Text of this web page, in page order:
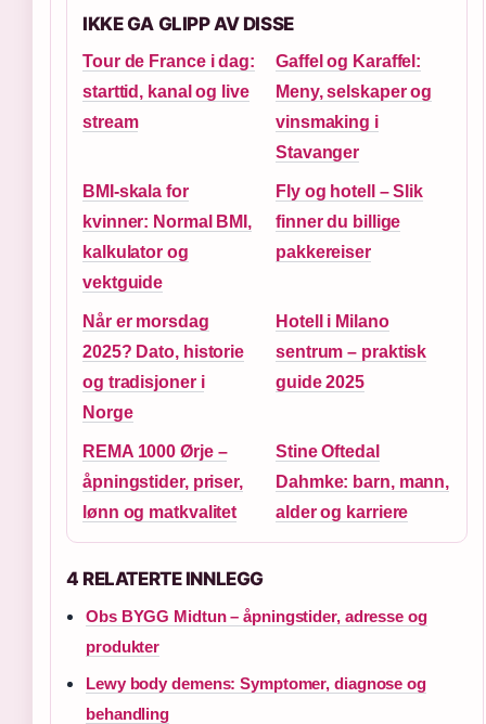
IKKE GA GLIPP AV DISSE
Tour de France i dag:
starttid, kanal og live
stream
Gaffel og Karaffel:
Meny, selskaper og
vinsmaking i
Stavanger
BMI-skala for
kvinner: Normal BMI,
kalkulator og
vektguide
Fly og hotell – Slik
finner du billige
pakkereiser
Når er morsdag
2025? Dato, historie
og tradisjoner i
Norge
Hotell i Milano
sentrum – praktisk
guide 2025
REMA 1000 Ørje –
åpningstider, priser,
lønn og matkvalitet
Stine Oftedal
Dahmke: barn, mann,
alder og karriere
4 RELATERTE INNLEGG
Obs BYGG Midtun – åpningstider, adresse og
produkter
Lewy body demens: Symptomer, diagnose og
behandling